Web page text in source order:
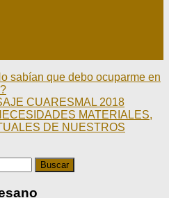
sabían que debo ocuparme en
CUARESMAL 2018
MATERIALES,
DE NUESTROS